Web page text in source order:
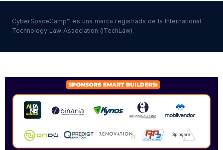
CyberSpaceCamp™ es una marca registrada de la International
Technology Law Association (iTechLaw).